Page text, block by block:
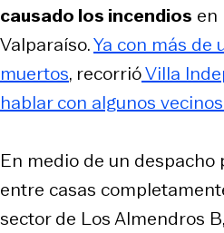
causado los incendios en
Valparaíso.Ya con más de
muertos, recorrióVilla
hablar con algunos
En medio de un despacho
entre casas
sector de Los Almendros B,